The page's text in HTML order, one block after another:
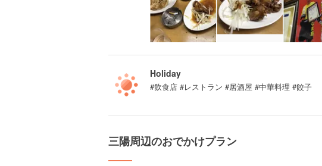
Holiday
#飲食店 #レストラン #居酒屋 #中華料理 #餃子
三陽周辺のおでかけプラン